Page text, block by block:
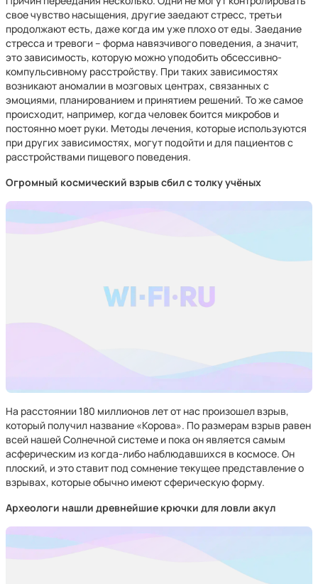
свое чувство насыщения, другие заедают стресс, третьи
продолжают есть, даже когда им уже плохо от еды. Заедание
стресса и тревоги – форма навязчивого поведения, а значит,
это зависимость, которую можно уподобить обсессивно-
компульсивному расстройству. При таких зависимостях
возникают аномалии в мозговых центрах, связанных с
эмоциями, планированием и принятием решений. То же самое
происходит, например, когда человек боится микробов и
постоянно моет руки. Методы лечения, которые используются
при других зависимостях, могут подойти и для пациентов с
расстройствами пищевого поведения.
Огромный космический взрыв сбил с толку учёных
На расстоянии 180 миллионов лет от нас произошел взрыв,
который получил название «Корова». По размерам взрыв равен
всей нашей Солнечной системе и пока он является самым
асферическим из когда-либо наблюдавшихся в космосе. Он
плоский, и это ставит под сомнение текущее представление о
взрывах, которые обычно имеют сферическую форму.
Археологи нашли древнейшие крючки для ловли акул